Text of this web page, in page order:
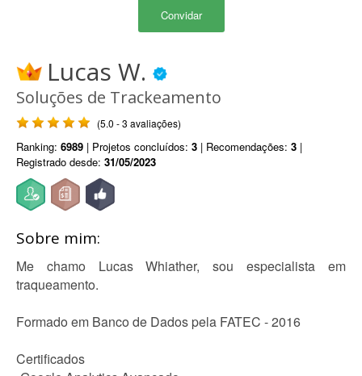
Convidar
Lucas W.
Soluções de Trackeamento
(5.0 - 3 avaliações)
Ranking: 6989 | Projetos concluídos: 3 | Recomendações: 3 |
Registrado desde: 31/05/2023
Sobre mim:
Me chamo Lucas Whiather, sou especialista em
traqueamento.
Formado em Banco de Dados pela FATEC - 2016
Certificados